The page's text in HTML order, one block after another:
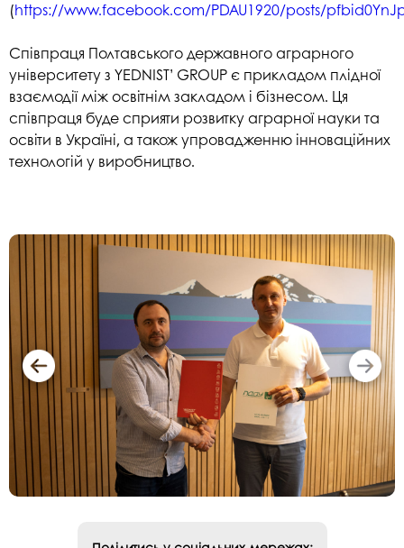
(https://www.facebook.com/PDAU1920/posts/
Співпраця Полтавського державного аграрного
університету з YEDNIST’ GROUP є прикладом плідної
взаємодії між освітнім закладом і бізнесом. Ця
співпраця буде сприяти розвитку аграрної науки та
освіти в Україні, а також упровадженню інноваційних
технологій у виробництво.